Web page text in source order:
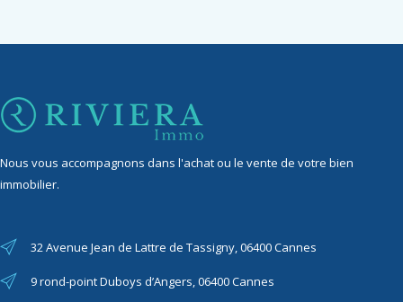
Nous vous accompagnons dans l'achat ou le vente de votre bien
immobilier.
32 Avenue Jean de Lattre de Tassigny, 06400 Cannes
9 rond-point Duboys d’Angers, 06400 Cannes